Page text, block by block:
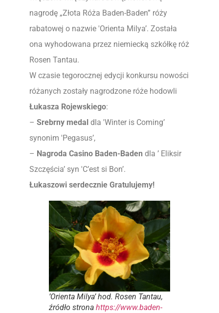
nagrodę „Złota Róża Baden-Baden” róży
rabatowej o nazwie 'Orienta Milya’. Została
ona wyhodowana przez niemiecką szkółkę róż
Rosen Tantau.
W czasie tegorocznej edycji konkursu nowości
różanych zostały nagrodzone róże hodowli
Łukasza Rojewskiego:
– Srebrny medal dla 'Winter is Coming’
synonim 'Pegasus’,
– Nagroda Casino Baden-Baden dla ’ Eliksir
Szczęścia’ syn 'C’est si Bon’.
Łukaszowi serdecznie Gratulujemy!
’Orienta Milya’ hod. Rosen Tantau,
źródło strona https://www.baden-